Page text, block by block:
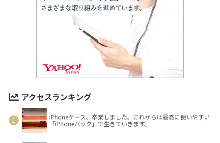
アクセスランキング
iPhoneケース、卒業しました。これからは最高に使いやすい
「iPhoneバック」で生きていきます。